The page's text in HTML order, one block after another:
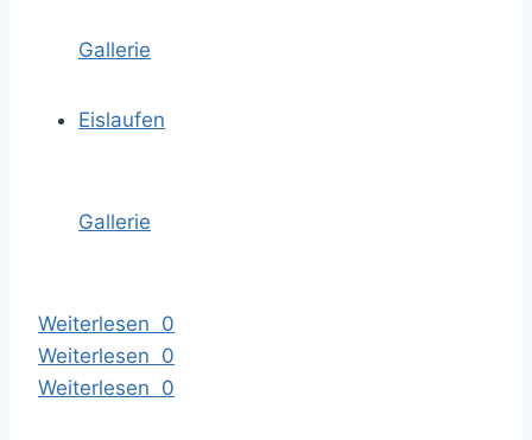
Gallerie
Eislaufen
Gallerie
Weiterlesen 0
Weiterlesen 0
Weiterlesen 0